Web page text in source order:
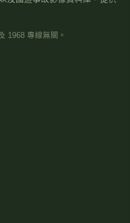
1968 專線無關。